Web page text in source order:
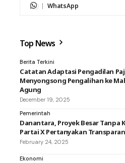
WhatsApp
Top News
Berita Terkini
Catatan Adaptasi Pengadilan
Menyongsong Pengalihan ke
Agung
December 19, 2025
Pemerintah
Danantara, Proyek Besar Tanpa
Partai X Pertanyakan
February 24, 2025
Ekonomi